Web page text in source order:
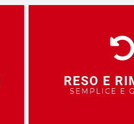
RESO E
SEMPLICE E